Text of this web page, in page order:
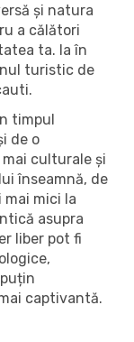
și natura
a călători
ta. Ia în
turistic de
timpul
de o
culturale și
înseamnă, de
mici la
asupra
liber pot fi
captivantă.